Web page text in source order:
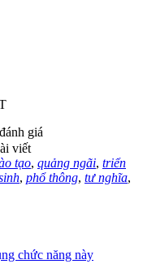
giá
viết
tạo, quảng ngãi, triển
, phổ thông, tư nghĩa,
chức năng này